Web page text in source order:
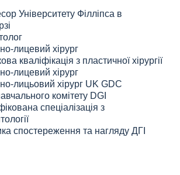
Університету Філліпса в
лицевий хірург
кваліфікація з пластичної хірургії
лицевий хірург
лицьовий хірург UK GDC
комітету DGI
спеціалізація з
спостереження та нагляду ДГІ